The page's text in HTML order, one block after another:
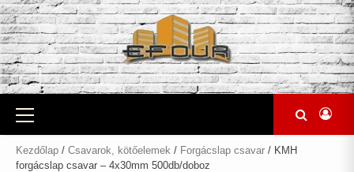
Skip
to
content
Primary
Menu
Kezdőlap / Csavarok, kötőelemek / Forgácslap csavar / KMH
forgácslap csavar – 4x30mm 500db/doboz